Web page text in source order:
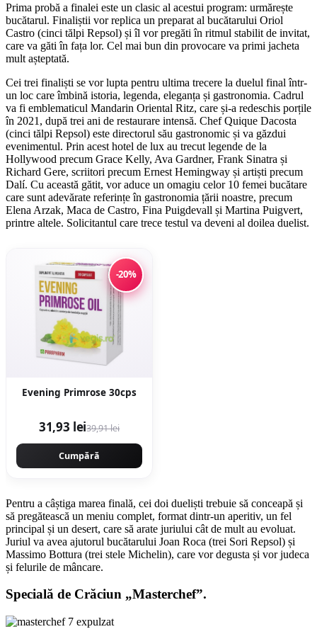
Prima probă a finalei este un clasic al acestui program: urmărește
bucătarul. Finaliștii vor replica un preparat al bucătarului Oriol
Castro (cinci tălpi Repsol) și îl vor pregăti în ritmul stabilit de invitat,
care va găti în fața lor. Cel mai bun din provocare va primi jacheta
mult așteptată.
Cei trei finaliști se vor lupta pentru ultima trecere la duelul final într-
un loc care îmbină istoria, legenda, eleganța și gastronomia. Cadrul
va fi emblematicul Mandarin Oriental Ritz, care și-a redeschis porțile
în 2021, după trei ani de restaurare intensă. Chef Quique Dacosta
(cinci tălpi Repsol) este directorul său gastronomic și va găzdui
evenimentul. Prin acest hotel de lux au trecut legende de la
Hollywood precum Grace Kelly, Ava Gardner, Frank Sinatra și
Richard Gere, scriitori precum Ernest Hemingway și artiști precum
Dalí. Cu această gătit, vor aduce un omagiu celor 10 femei bucătare
care sunt adevărate referințe în gastronomia țării noastre, precum
Elena Arzak, Maca de Castro, Fina Puigdevall și Martina Puigvert,
printre altele. Solicitantul care trece testul va deveni al doilea duelist.
-20%
Evening Primrose 30cps
31,93 lei39,91 lei
Cumpără
Pentru a câștiga marea finală, cei doi dueliști trebuie să conceapă și
să pregătească un meniu complet, format dintr-un aperitiv, un fel
principal și un desert, care să arate juriului cât de mult au evoluat.
Juriul va avea ajutorul bucătarului Joan Roca (trei Sori Repsol) și
Massimo Bottura (trei stele Michelin), care vor degusta și vor judeca
și felurile de mâncare.
Specială de Crăciun „Masterchef”.